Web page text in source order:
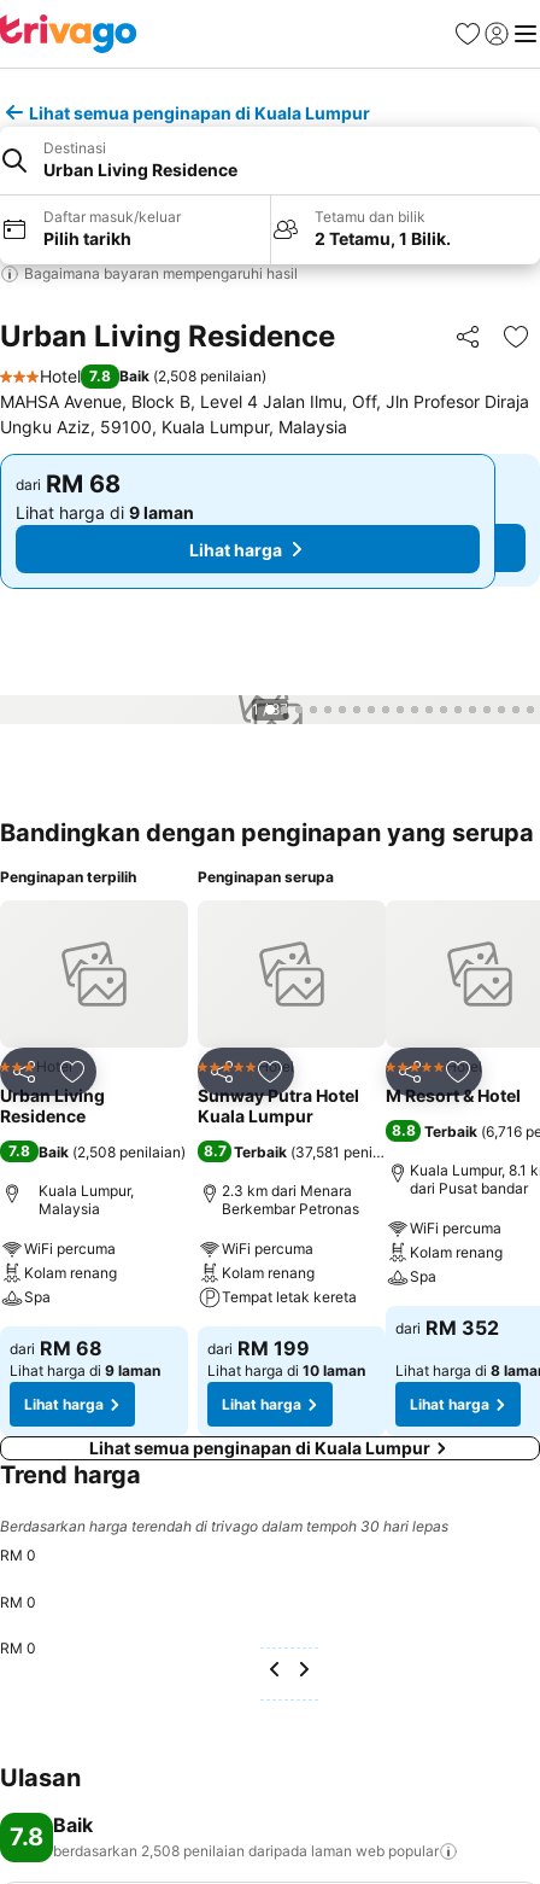
Kegemaran
Daftar
Lihat semua penginapan di Kuala Lumpur
Destinasi
Urban Living Residence
Daftar masuk/keluar
Pilih tarikh
Tetamu dan bilik
2 Tetamu, 1 Bilik.
Bagaimana bayaran mempengaruhi hasil
Urban Living Residence Kongsi
3 Bintang
Hotel 7.8 Baik (2,508 penilaian)
MAHSA Avenue, Block B, Level 4 Jalan Ilmu, Off, Jln Profesor Diraja
Ungku Aziz, 59100, Kuala Lumpur, Malaysia
dari RM 68
Lihat harga di 9 laman
Lihat harga
dari RM 68
Lihat harga di 9 laman
Lihat harga
1 / 87
Bandingkan dengan penginapan yang serupa
Penginapan terpilih
Kongsi Tambah ke favorit
3 Bintang
Hotel
Urban Living
Residence
7.8 Baik (2,508 penilaian)
Kuala Lumpur,
Malaysia
WiFi percuma
Kolam renang
Spa
dari RM 68
Lihat harga di 9 laman
Lihat harga
Penginapan serupa
Kongsi Tambah ke favorit
5 BintangHotel
Sunway Putra Hotel
Kuala Lumpur
8.7 Terbaik (37,581 penilaian
2.3 km dari Menara
Berkembar Petronas
WiFi percuma
Kolam renang
Tempat letak kereta
dari RM 199
Lihat harga di 10 laman
Lihat harga
Kongsi Tambah
5 BintangHotel
M Resort & Hotel
8.8 Terbaik (6,716
Kuala Lumpur, 8.1
dari Pusat bandar
WiFi percuma
Kolam renang
Spa
dari RM 352
Lihat harga di 8
Lihat harga
Lihat semua penginapan di Kuala Lumpur
Trend harga
Berdasarkan harga terendah di trivago dalam tempoh 30 hari lepas
RM 0
RM 0
RM 0
Ulasan
7.8 Baik
berdasarkan 2,508 penilaian daripada laman web popular